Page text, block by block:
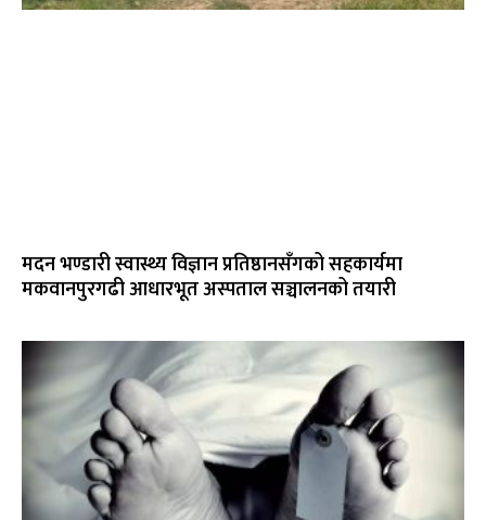
मदन भण्डारी स्वास्थ्य विज्ञान प्रतिष्ठानसँगको सहकार्यमा
मकवानपुरगढी आधारभूत अस्पताल सञ्चालनको तयारी